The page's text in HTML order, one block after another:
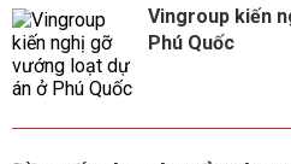
Vingroup kiến
Phú Quốc